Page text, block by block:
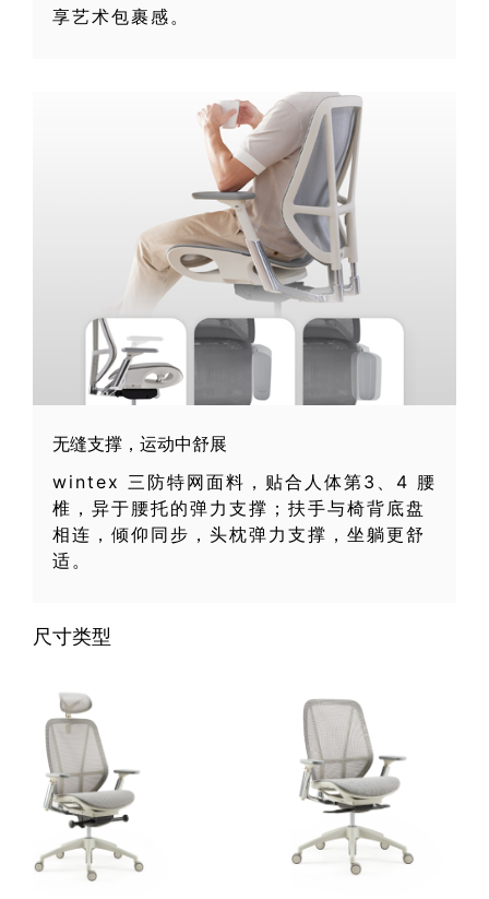
享艺术包裹感。
无缝支撑，运动中舒展
wintex 三防特网面料，贴合人体第3、4 腰
椎，异于腰托的弹力支撑；扶手与椅背底盘
相连，倾仰同步，头枕弹力支撑，坐躺更舒
适。
尺寸类型